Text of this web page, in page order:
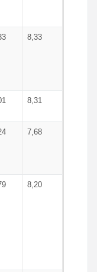
8,33
8,31
7,68
8,20